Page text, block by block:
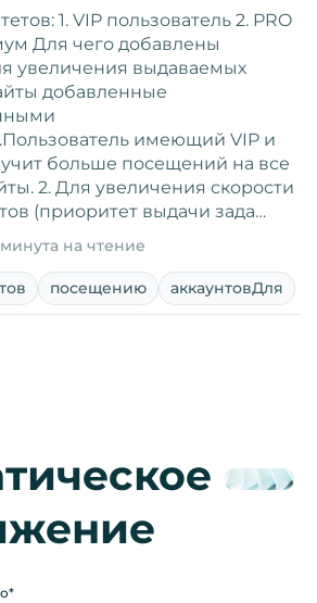
1. VIP пользователь 2. PRO
Для чего добавлены
увеличения выдаваемых
добавленные
имеющий VIP и
больше посещений на все
2. Для увеличения скорости
(приоритет выдачи зада…
минута на чтение
посещению аккаунтовДля